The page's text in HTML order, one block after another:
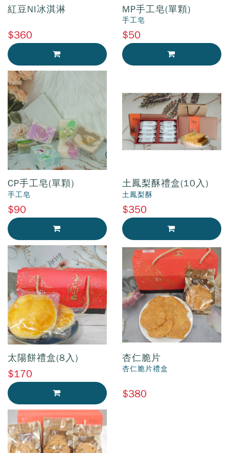
紅豆NI冰淇淋
$360
MP手工皂(單顆)
手工皂
$50
CP手工皂(單顆)
手工皂
$90
土鳳梨酥禮盒(10入)
土鳳梨酥
$350
太陽餅禮盒(8入)
$170
杏仁脆片
杏仁脆片禮盒
$380